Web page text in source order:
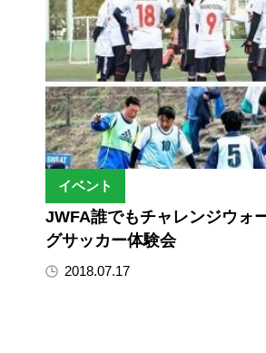
イベント
JWFA誰でもチャレンジウォ
グサッカー体験会
2018.07.17